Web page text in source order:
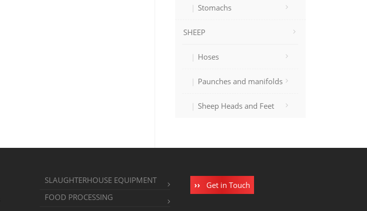
Stomachs
SHEEP
Hoses
Paunches and manifolds
Sheep Heads and Feet
SLAUGHTERHOUSE EQUIPMENT
FOOD PROCESSING
Get in Touch